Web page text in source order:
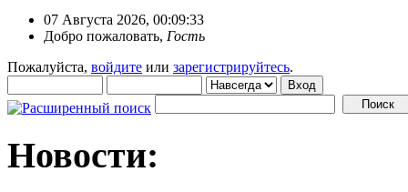
07 Августа 2026, 00:09:33
Добро пожаловать, Гость
Пожалуйста, войдите или зарегистрируйтесь.
Новости: